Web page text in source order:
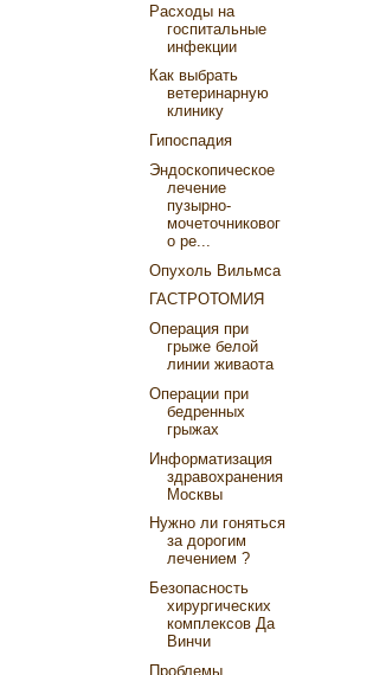
Расходы на
госпитальные
инфекции
Как выбрать
ветеринарную
клинику
Гипоспадия
Эндоскопическое
лечение
пузырно-
мочеточниковог
о ре...
Опухоль Вильмса
ГАСТРОТОМИЯ
Операция при
грыже белой
линии живаота
Операции при
бедренных
грыжах
Информатизация
здравохранения
Москвы
Нужно ли гоняться
за дорогим
лечением ?
Безопасность
хирургических
комплексов Да
Винчи
Проблемы